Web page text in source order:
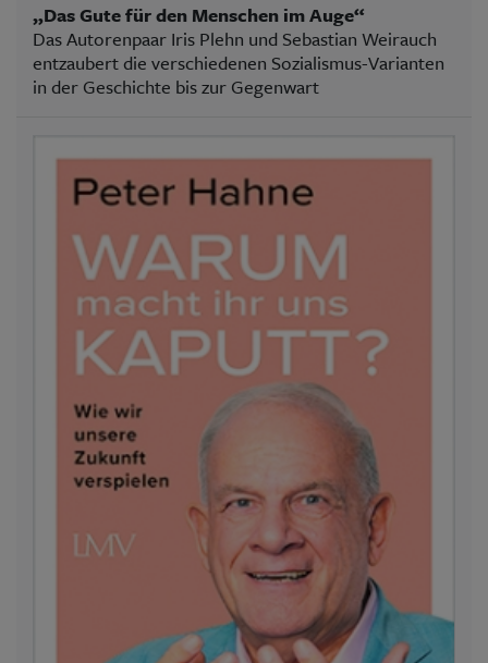
„Das Gute für den Menschen im Auge“
Das Autorenpaar Iris Plehn und Sebastian Weirauch
entzaubert die verschiedenen Sozialismus-Varianten
in der Geschichte bis zur Gegenwart